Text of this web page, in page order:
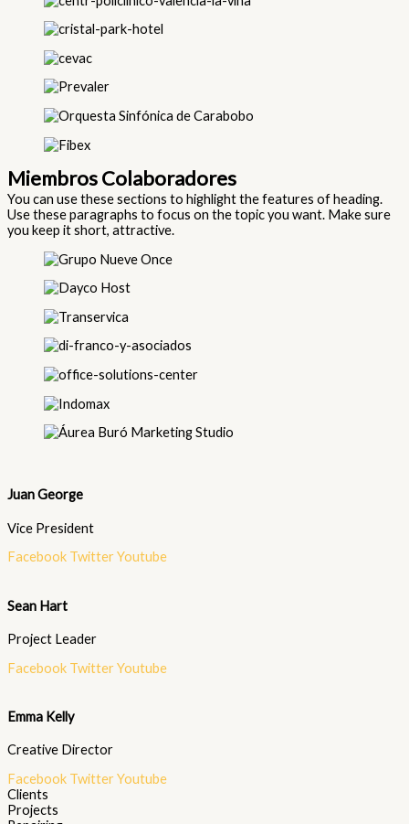
Miembros Colaboradores
You can use these sections to highlight the features of heading.
Use these paragraphs to focus on the topic you want. Make sure
you keep it short, attractive.
Juan George​
Vice President
Facebook TwitterYoutube
Sean Hart
Project Leader
Facebook TwitterYoutube
Emma Kelly
Creative Director
Facebook TwitterYoutube
Clients
Projects